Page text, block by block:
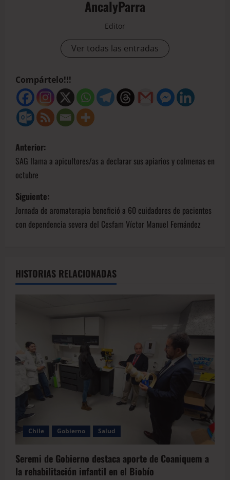
AncalyParra
Editor
Ver todas las entradas
Compártelo!!!
Anterior:
SAG llama a apicultores/as a declarar sus apiarios y colmenas en
octubre
Siguiente:
Jornada de aromaterapia benefició a 60 cuidadores de pacientes
con dependencia severa del Cesfam Víctor Manuel Fernández
HISTORIAS RELACIONADAS
Chile Gobierno Salud
Seremi de Gobierno destaca aporte de Coaniquem a
la rehabilitación infantil en el Biobío